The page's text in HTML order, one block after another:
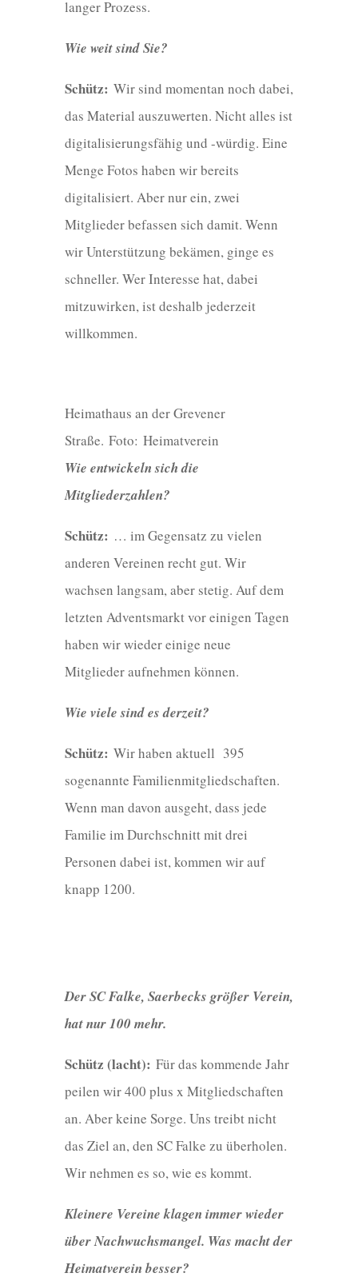
langer Prozess.
Wie weit sind Sie?
Schütz: Wir sind momentan noch dabei,
das Material auszuwerten. Nicht alles ist
digitalisierungsfähig und -würdig. Eine
Menge Fotos haben wir bereits
digitalisiert. Aber nur ein, zwei
Mitglieder befassen sich damit. Wenn
wir Unterstützung bekämen, ginge es
schneller. Wer Interesse hat, dabei
mitzuwirken, ist deshalb jederzeit
willkommen.
Heimathaus an der Grevener
Straße. Foto: Heimatverein
Wie entwickeln sich die
Mitgliederzahlen?
Schütz: … im Gegensatz zu vielen
anderen Vereinen recht gut. Wir
wachsen langsam, aber stetig. Auf dem
letzten Adventsmarkt vor einigen Tagen
haben wir wieder einige neue
Mitglieder aufnehmen können.
Wie viele sind es derzeit?
Schütz: Wir haben aktuell 395
sogenannte Familienmitgliedschaften.
Wenn man davon ausgeht, dass jede
Familie im Durchschnitt mit drei
Personen dabei ist, kommen wir auf
knapp 1200.
Der SC Falke, Saerbecks größer Verein,
hat nur 100 mehr.
Schütz (lacht): Für das kommende Jahr
peilen wir 400 plus x Mitgliedschaften
an. Aber keine Sorge. Uns treibt nicht
das Ziel an, den SC Falke zu überholen.
Wir nehmen es so, wie es kommt.
Kleinere Vereine klagen immer wieder
über Nachwuchsmangel. Was macht der
Heimatverein besser?